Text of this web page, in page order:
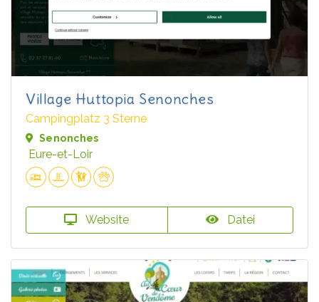
Village Huttopia Senonches
Campingplatz 3 Sterne
Senonches
Eure-et-Loir
Website Datei